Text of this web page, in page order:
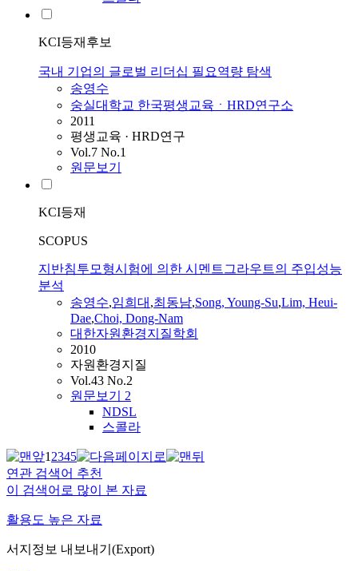
KCI등재후보
국내 기업의 글로벌 리더십 필요역량 탐색
송영수
숭실대학교 한국평생교육ㆍHRD연구소
2011
평생교육 · HRD연구
Vol.7 No.1
원문보기
KCI등재
SCOPUS
지반침투모형시험에 의한 시멘트그라우트의 주입성능
분석
송영수,임희대 ,최동남,Song, Young-Su,Lim, Heui-
Dae,Choi, Dong-Nam
대한자원환경지질학회
2010
자원환경지질
Vol.43 No.2
원문보기 2
NDSL
스콜라
12345
연관 검색어 추천
이 검색어로 많이 본 자료
활용도 높은 자료
서지정보 내보내기(Export)